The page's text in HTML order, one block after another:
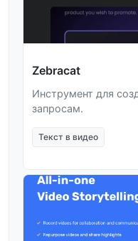
Zebracat
Инструмент для
запросам.
Текст в видео